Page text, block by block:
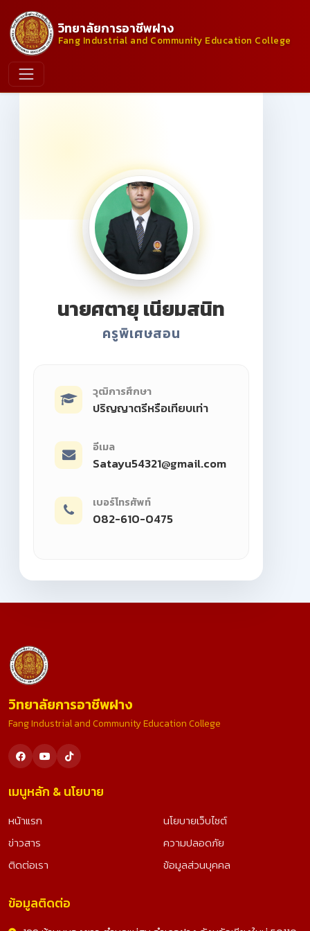
วิทยาลัยการอาชีพฝาง
Fang Industrial and Community Education College
นายศตายุ เนียมสนิท
ครูพิเศษสอน
วุฒิการศึกษา
ปริญญาตรีหรือเทียบเท่า
อีเมล
Satayu54321@gmail.com
เบอร์โทรศัพท์
082-610-0475
วิทยาลัยการอาชีพฝาง
Fang Industrial and Community Education College
เมนูหลัก & นโยบาย
หน้าแรก
ข่าวสาร
ติดต่อเรา
นโยบายเว็บไซต์
ความปลอดภัย
ข้อมูลส่วนบุคคล
ข้อมูลติดต่อ